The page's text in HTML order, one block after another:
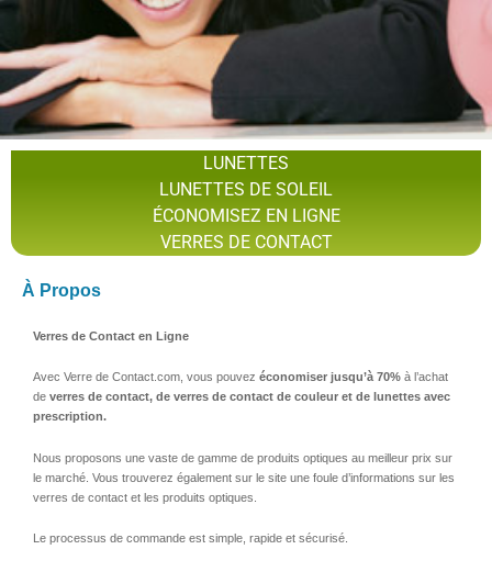
VERRES DE CONTACT
LUNETTES
LUNETTES DE SOLEIL
ÉCONOMISEZ EN LIGNE
À Propos
Verres de Contact en Ligne
Avec Verre de Contact.com, vous pouvez économiser jusqu’à 70% à l’achat
de verres de contact, de verres de contact de couleur et de lunettes avec
prescription.
Nous proposons une vaste de gamme de produits optiques au meilleur prix sur
le marché. Vous trouverez également sur le site une foule d’informations sur les
verres de contact et les produits optiques.
Le processus de commande est simple, rapide et sécurisé.